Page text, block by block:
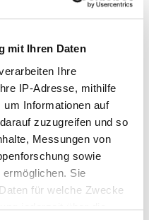
mit Ihren Daten
Ihre
IP-Adresse, mithilfe
um Informationen auf
zuzugreifen und so
Messungen von
sowie
Sie
für welche Zwecke
jederzeit über die
Account
>
>